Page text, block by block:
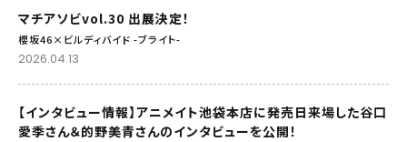
マチアソビvol.30 出展決定！
櫻坂46×ビルディバイド -ブライト-
2026.04.13
【インタビュー情報】アニメイト池袋本店に発売日来場した谷口
愛季さん＆的野美青さんのインタビューを公開！